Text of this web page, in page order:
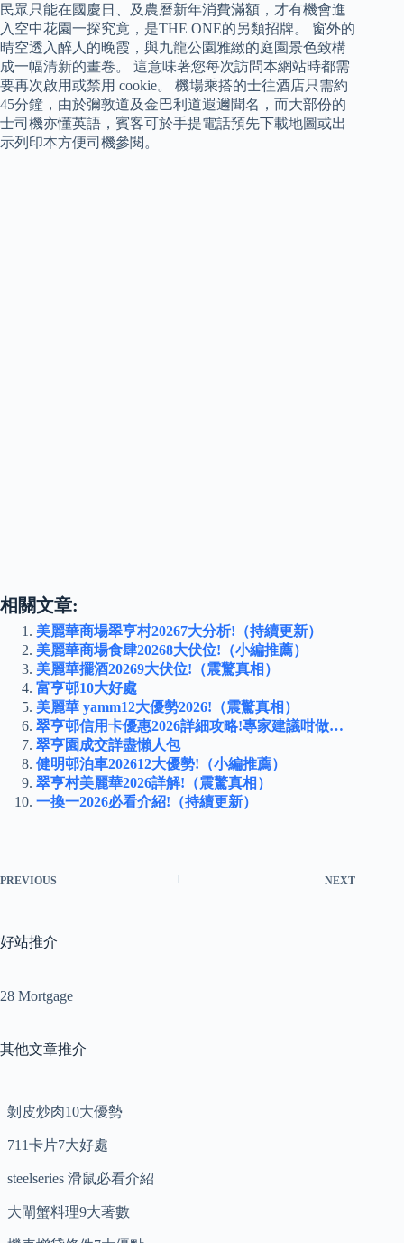
民眾只能在國慶日、及農曆新年消費滿額，才有機會進
入空中花園一探究竟，是THE ONE的另類招牌。 窗外的
晴空透入醉人的晚霞，與九龍公園雅緻的庭園景色致構
成一幅清新的畫卷。 這意味著您每次訪問本網站時都需
要再次啟用或禁用 cookie。 機場乘搭的士往酒店只需約
45分鐘，由於彌敦道及金巴利道遐邇聞名，而大部份的
士司機亦懂英語，賓客可於手提電話預先下載地圖或出
示列印本方便司機參閱。
相關文章:
美麗華商場翠亨村20267大分析!（持續更新）
美麗華商場食肆20268大伏位!（小編推薦）
美麗華擺酒20269大伏位!（震驚真相）
富亨邨10大好處
美麗華 yamm12大優勢2026!（震驚真相）
翠亨邨信用卡優惠2026詳細攻略!專家建議咁做…
翠亨園成交詳盡懶人包
健明邨泊車202612大優勢!（小編推薦）
翠亨村美麗華2026詳解!（震驚真相）
一換一2026必看介紹!（持續更新）
PREVIOUS NEXT
好站推介
28 Mortgage
其他文章推介
剝皮炒肉10大優勢
711卡片7大好處
steelseries 滑鼠必看介紹
大閘蟹料理9大著數